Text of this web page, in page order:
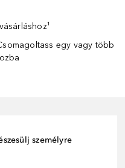
egy vagy több
személyre